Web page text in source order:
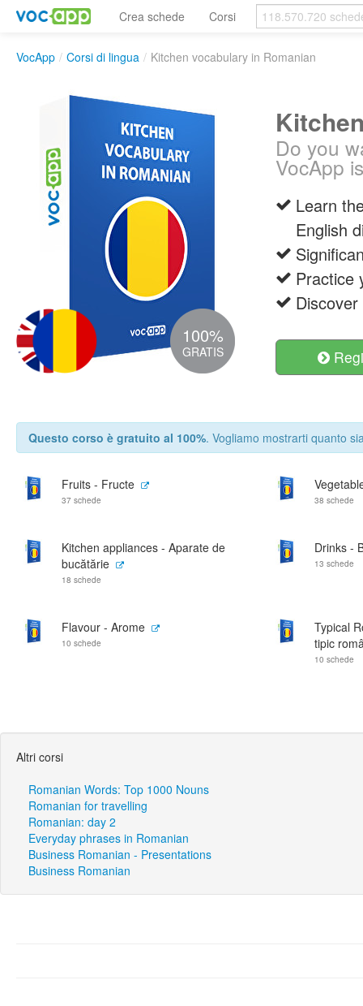
Crea schede Corsi
VocApp / Corsi di lingua / Kitchen vocabulary in Romanian
100%
GRATIS
Do you
VocApp
Learn
English
Practice
Questo corso è gratuito al 100%. Vogliamo mostrarti quanto
Fruits - Fructe
37 schede 38 schede
Kitchen appliances - Aparate de
bucătărie
18 schede
Drinks -
13 schede
Flavour - Arome
10 schede
Typical
tipic
10 schede
Altri corsi
Romanian Words: Top 1000 Nouns
Romanian for travelling
Romanian: day 2
Everyday phrases in Romanian
Business Romanian - Presentations
Business Romanian